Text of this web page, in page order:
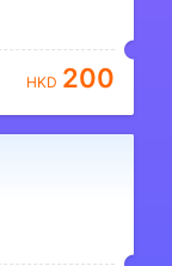
HKD 200